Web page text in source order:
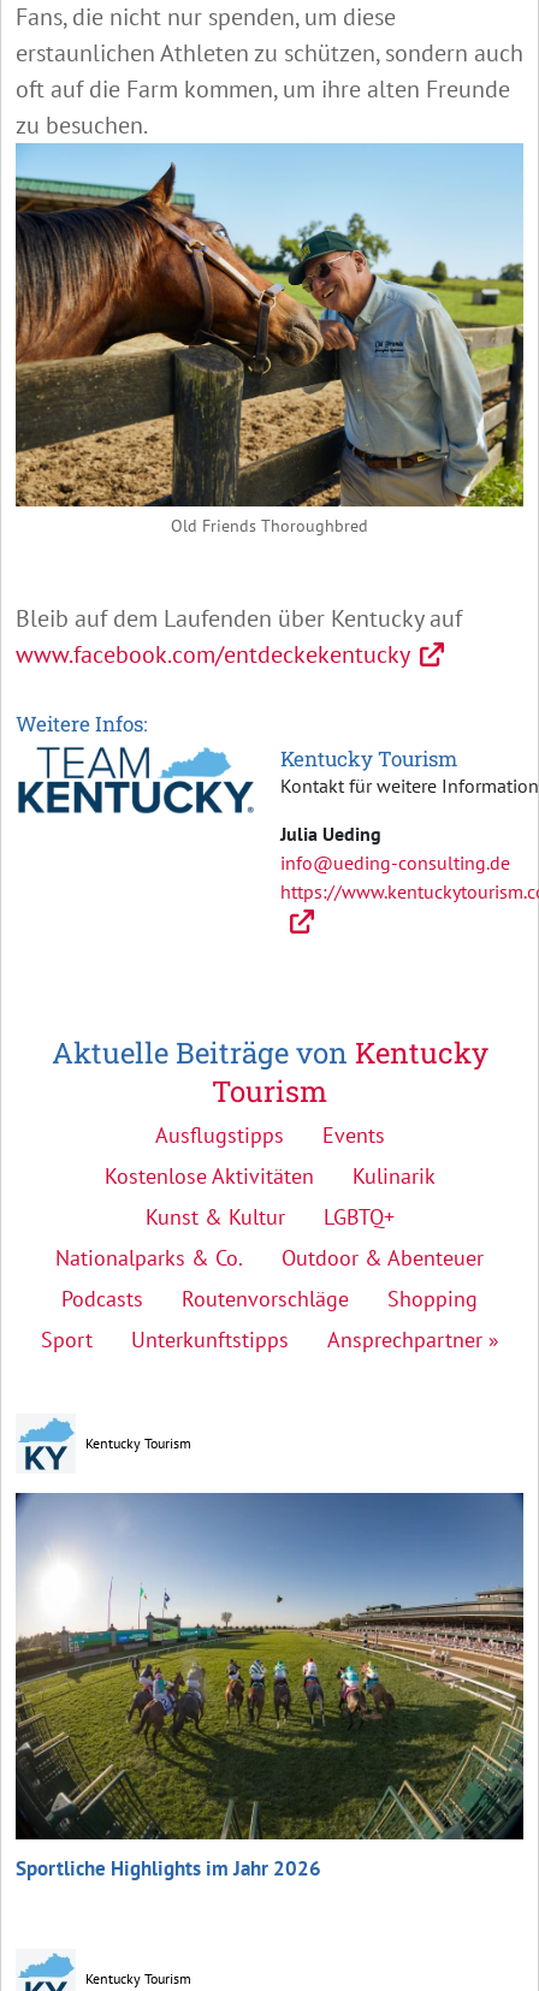
Fans, die nicht nur spenden, um diese
erstaunlichen Athleten zu schützen, sondern auch
oft auf die Farm kommen, um ihre alten Freunde
zu besuchen.
Old Friends Thoroughbred
Bleib auf dem Laufenden über Kentucky auf
www.facebook.com/entdeckekentucky
Weitere Infos:
Kentucky Tourism
Kontakt für weitere
Julia Ueding
info@ueding-consulting.de
https://
Aktuelle Beiträge von Kentucky
Tourism
Ausflugstipps
Events
Kostenlose Aktivitäten
Kulinarik
Kunst & Kultur
LGBTQ+
Nationalparks & Co.
Outdoor & Abenteuer
Podcasts
Routenvorschläge
Shopping
Sport
Unterkunftstipps Ansprechpartner »
Kentucky Tourism
Sportliche Highlights im Jahr 2026
Kentucky Tourism